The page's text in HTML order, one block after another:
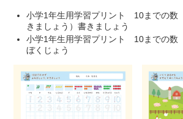
小学1年生用学習プリント 10までの数
きましょう）書きましょう
小学1年生用学習プリント 10までの数
ぼくじょう